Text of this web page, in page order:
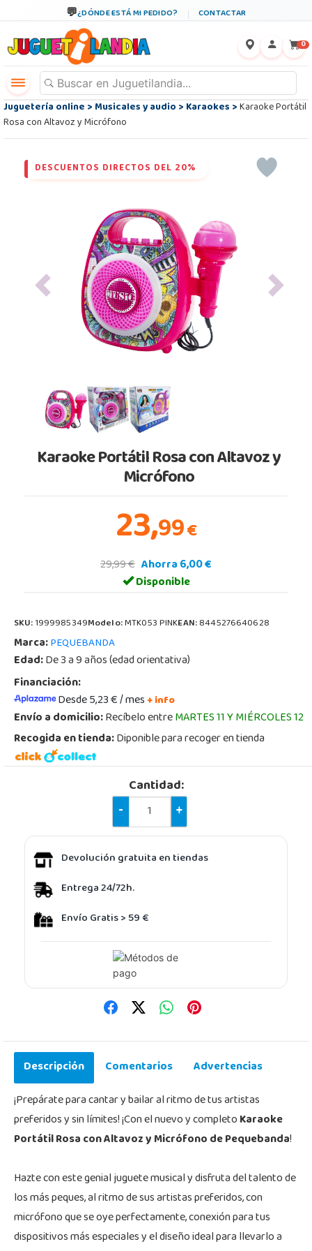
¿DÓNDE ESTÁ MI PEDIDO? CONTACTAR
0
Juguetería online>Musicales y audio>Karaokes>Karaoke Portátil
Rosa con Altavoz y Micrófono
DESCUENTOS DIRECTOS DEL 20%
Previous Next
Karaoke Portátil Rosa con Altavoz y
Micrófono
23,99€
29,99 € Ahorra 6,00 €
Disponible
SKU:1999985349Modelo:MTK053 PINKEAN:8445276640628
Marca:PEQUEBANDA
Edad:De 3 a 9 años (edad orientativa)
Financiación:
Desde 5,23 € / mes+ info
Envío a domicilio:Recíbelo entreMARTES 11 Y MIÉRCOLES 12
Recogida en tienda:Diponible para recoger en tienda
Cantidad:
-
+
Devolución gratuita en tiendas
Entrega 24/72h.
Envío Gratis > 59 €
Descripción Comentarios
Advertencias
¡Prepárate para cantar y bailar al ritmo de tus artistas
preferidos y sin límites! ¡Con el nuevo y completoKaraoke
Portátil Rosa con Altavoz y Micrófono de Pequebanda!
Hazte con este genial juguete musical y disfruta del talento de
los más peques, al ritmo de sus artistas preferidos, con
micrófono que se oye perfectamente, conexión para tus
dispositivos más especiales y el diseño ideal para llevarlo a